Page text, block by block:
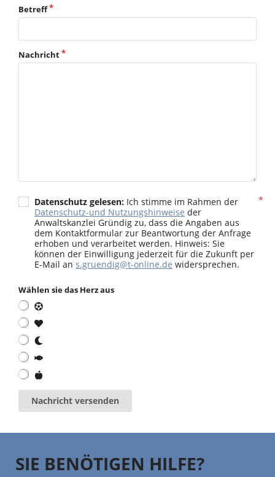
Betreff
Nachricht
Datenschutz gelesen:Ich stimme im Rahmen der
Datenschutz-und Nutzungshinweise der
Anwaltskanzlei Gründig zu, dass die Angaben aus
dem Kontaktformular zur Beantwortung der Anfrage
erhoben und verarbeitet werden. Hinweis: Sie
können der Einwilligung jederzeit für die Zukunft per
E-Mail an s.gruendig@t-online.de widersprechen.
Wählen sie das Herz aus
Nachricht versenden
SIE BENÖTIGEN HILFE?